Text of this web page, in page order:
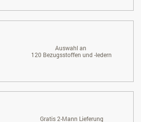
Auswahl an
120 Bezugsstoffen und -ledern
Gratis 2-Mann Lieferung